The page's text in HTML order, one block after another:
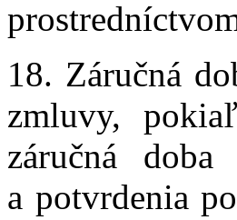
18. Záručná
zmluvy,
záručná
a potvrdenia